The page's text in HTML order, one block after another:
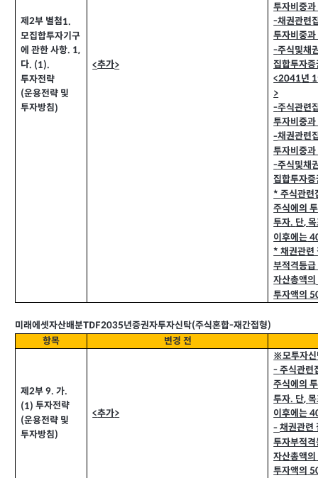
제2부 별첨1.
모집합투자기구
에 관한 사항. 1,
다. (1).
투자전략
(운용전략 및
투자방침)
<추가>
투자비중
-채권관련
투자비중
-주식및채
집합투자증
<2041년 1
>
-주식관련
투자비중
-채권관련
투자비중
-주식및채
집합투자증
*주식관련
주식에의
투자. 단,
이후에는
*채권관련
부적격등
자산총액의
투자액의
미래에셋자산배분TDF2035년증권자투자신탁(주식혼합-재간접형)
항목
변경 전
제2부9.가.
(1)투자전략
(운용전략 및
투자방침)
<추가>
※모투자신
-주식관련
주식에의
투자. 단,
이후에는
-채권관련
투자부적
자산총액의
투자액의